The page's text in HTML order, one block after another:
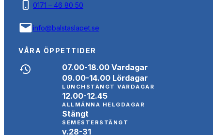
0171 – 46 80 50
info@balstaslapet.se
VÅRA ÖPPETTIDER
07.00-18.00 Vardagar
09.00-14.00 Lördagar
LUNCHSTÄNGT VARDAGAR
12.00-12.45
ALLMÄNNA HELGDAGAR
Stängt
SEMESTERSTÄNGT
v.28-31